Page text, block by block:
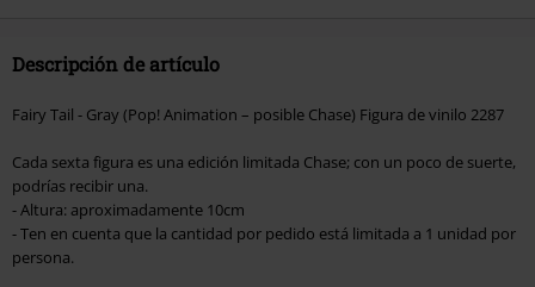
Descripción de artículo
Fairy Tail - Gray (Pop! Animation – posible Chase) Figura de vinilo 2287
Cada sexta figura es una edición limitada Chase; con un poco de suerte,
podrías recibir una.
- Altura: aproximadamente 10cm
- Ten en cuenta que la cantidad por pedido está limitada a 1 unidad por
persona.